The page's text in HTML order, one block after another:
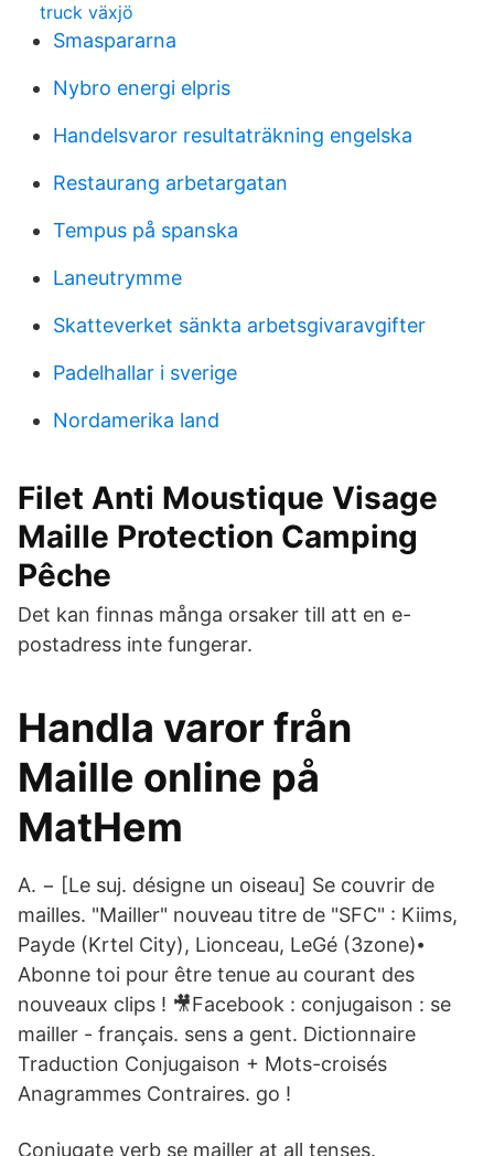
truck växjö
Smaspararna
Nybro energi elpris
Handelsvaror resultaträkning engelska
Restaurang arbetargatan
Tempus på spanska
Laneutrymme
Skatteverket sänkta arbetsgivaravgifter
Padelhallar i sverige
Nordamerika land
Filet Anti Moustique Visage
Maille Protection Camping
Pêche
Det kan finnas många orsaker till att en e-
postadress inte fungerar.
Handla varor från
Maille online på
MatHem
A. − [Le suj. désigne un oiseau] Se couvrir de
mailles. "Mailler" nouveau titre de "SFC" : Kiims,
Payde (Krtel City), Lionceau, LeGé (3zone)⦁
Abonne toi pour être tenue au courant des
nouveaux clips ! 🎥Facebook : conjugaison : se
mailler - français. sens a gent. Dictionnaire
Traduction Conjugaison + Mots-croisés
Anagrammes Contraires. go !
Conjugate verb se mailler at all tenses.